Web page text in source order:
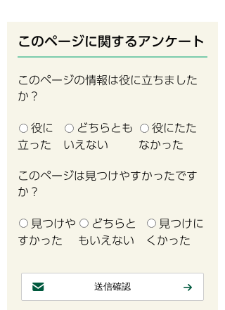
このページに関するアンケート
このページの情報は役に立ちました
か？
役に
立った
どちらとも
いえない
役にたた
なかった
このページは見つけやすかったです
か？
見つけや
すかった
どちらと
もいえない
見つけに
くかった